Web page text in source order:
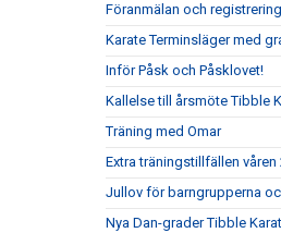
Föranmälan och
Karate Terminsläger med
Inför Påsk och Påsklovet!
Kallelse till årsmöte Tibble
Träning med Omar
Extra träningstillfällen våren
Jullov för barngrupperna
Nya Dan-grader Tibble